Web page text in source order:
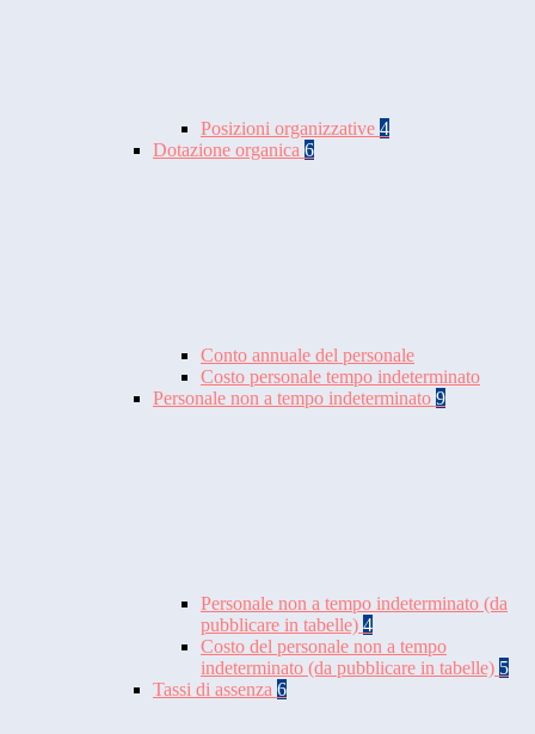
Posizioni organizzative 4
Dotazione organica 6
Conto annuale del personale
Costo personale tempo indeterminato
Personale non a tempo indeterminato 9
Personale non a tempo indeterminato (da
pubblicare in tabelle) 4
Costo del personale non a tempo
indeterminato (da pubblicare in tabelle) 5
Tassi di assenza 6